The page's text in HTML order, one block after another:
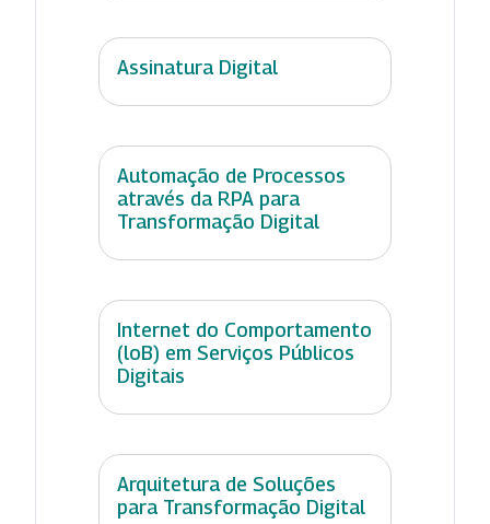
Assinatura Digital
Automação de Processos
através da RPA para
Transformação Digital
Internet do Comportamento
(loB) em Serviços Públicos
Digitais
Arquitetura de Soluções
para Transformação Digital